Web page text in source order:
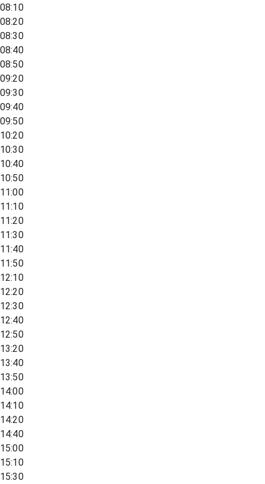
08:10
08:20
08:30
08:40
08:50
09:20
09:30
09:40
09:50
10:20
10:30
10:40
10:50
11:00
11:10
11:20
11:30
11:40
11:50
12:10
12:20
12:30
12:40
12:50
13:20
13:40
13:50
14:00
14:10
14:20
14:40
15:00
15:10
15:30